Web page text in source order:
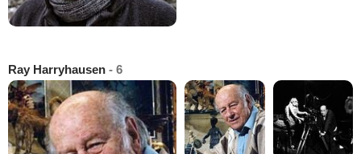
Ray Harryhausen - 6